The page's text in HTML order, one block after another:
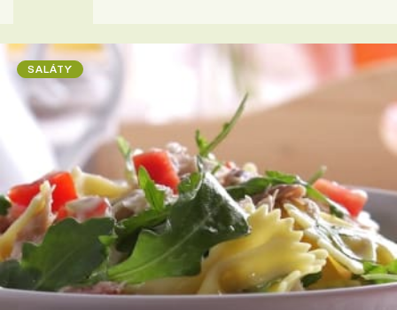
SALÁTY